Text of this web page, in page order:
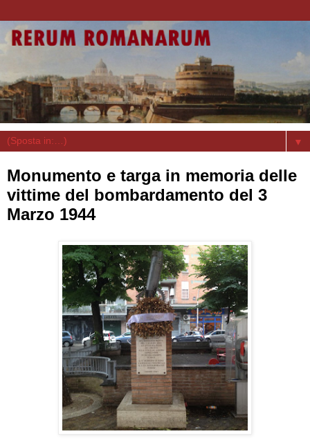
▼
Monumento e targa in memoria delle
vittime del bombardamento del 3
Marzo 1944